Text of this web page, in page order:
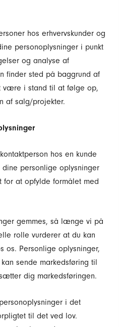
hos erhvervskunder og
personoplysninger i punkt
og analyse af
finder sted på baggrund af
være i stand til at følge op,
af salg/projekter.
hos en kunde
personlige oplysninger
at opfylde formålet med
gemmes, så længe vi på
rolle vurderer at du kan
os. Personlige oplysninger,
sende markedsføring til
dig markedsføringen.
i det
til det ved lov.